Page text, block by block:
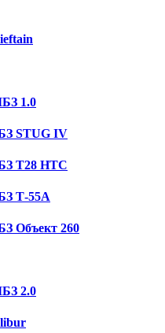
1.0
STUG IV
T28 HTC
Т-55А
Объект 260
2.0